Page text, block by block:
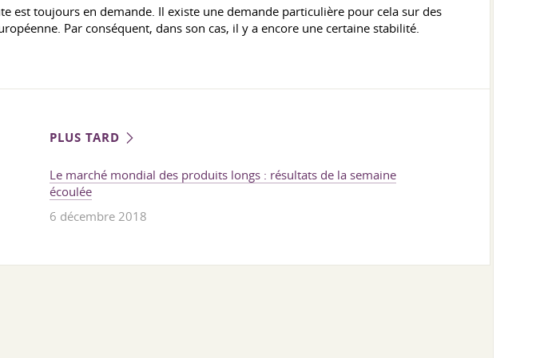
toujours en demande. Il existe une demande particulière pour cela sur des
Par conséquent, dans son cas, il y a encore une certaine stabilité.
PLUS TARD
Le marché mondial des produits longs : résultats de la semaine
écoulée
6 décembre 2018